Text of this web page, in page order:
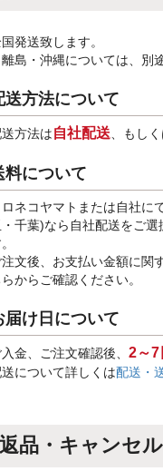
発送致します。
島・沖縄については、別
送方法について
方法は自社配送、もしく
料について
ネコヤマトまたは自社に
千葉)なら自社配送をご
文後、お支払い金額に関
からご確認ください。
届け日について
金、ご注文確認後、 2～7
について詳しくは配送・
返品・キャンセ